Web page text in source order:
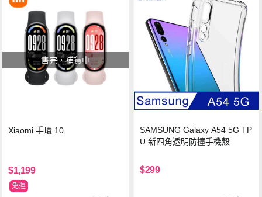
售完，補貨中
Xiaomi 手環 10
$1,199
免運
SAMSUNG Galaxy A54 5G TP
U 新四角透明防撞手機殼
$299